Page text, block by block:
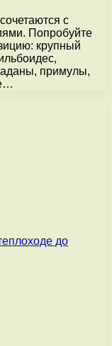
с
Попробуйте
крупный
примулы,
до